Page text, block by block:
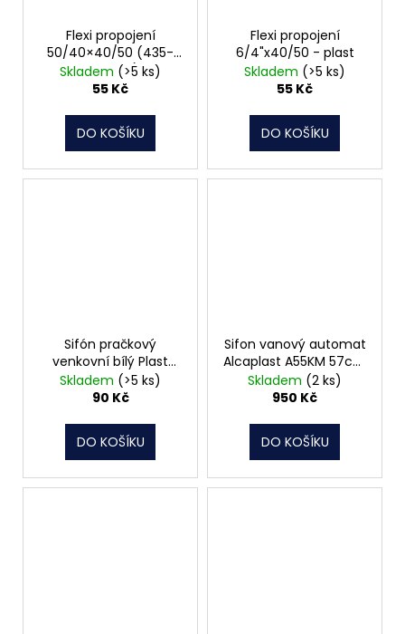
Flexi propojení
50/40×40/50 (435-
885mm)
Skladem (>5 ks)
55 Kč
DO KOŠÍKU
Flexi propojení
6/4"x40/50 - plast
Skladem (>5 ks)
55 Kč
DO KOŠÍKU
Sifón pračkový
venkovní bílý Plast
Brno EPVP000
Skladem (>5 ks)
90 Kč
DO KOŠÍKU
Sifon vanový automat
Alcaplast A55KM 57cm
kov
Skladem (2 ks)
950 Kč
DO KOŠÍKU